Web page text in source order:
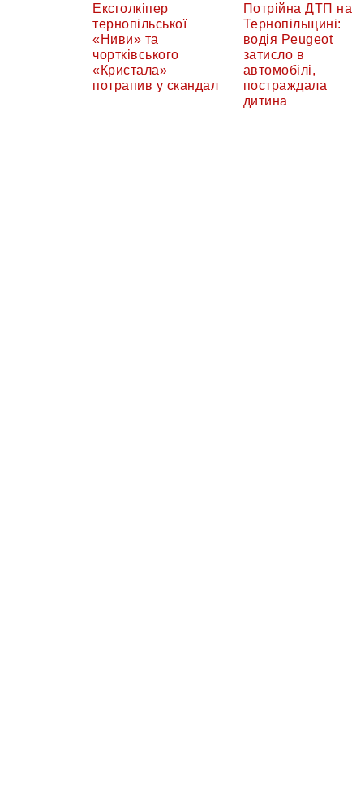
Ексголкіпер
тернопільської
«Ниви» та
чортківського
«Кристала»
потрапив у скандал
Потрійна ДТП на
Тернопільщині:
водія Peugeot
затисло в
автомобілі,
постраждала
дитина